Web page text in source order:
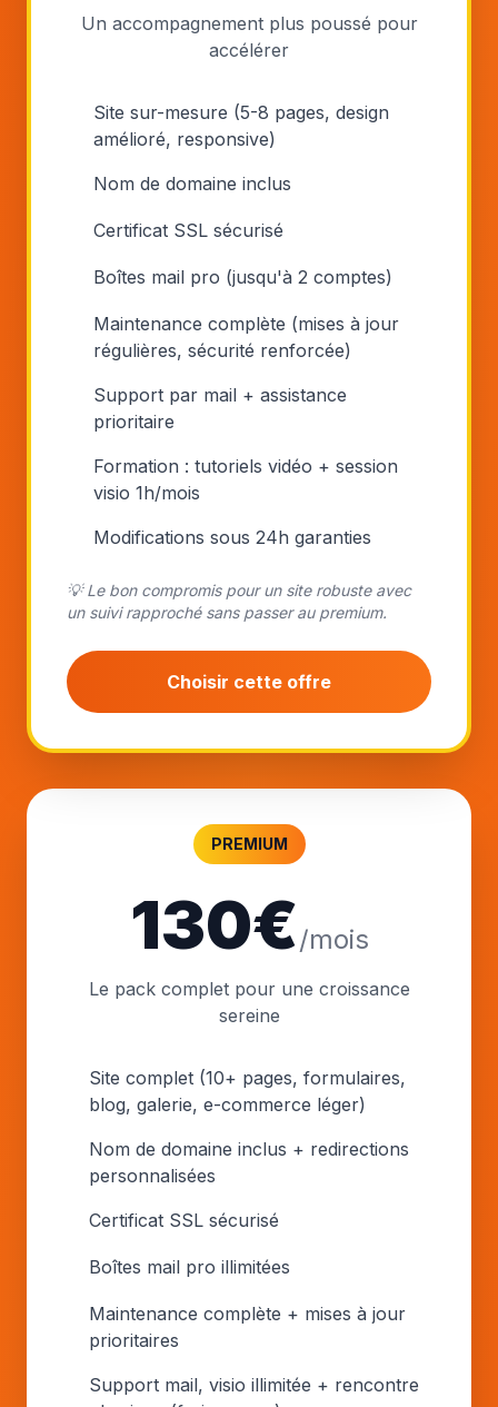
Un accompagnement plus poussé pour
accélérer
Site sur-mesure (5-8 pages, design
amélioré, responsive)
Nom de domaine inclus
Certificat SSL sécurisé
Boîtes mail pro (jusqu'à 2 comptes)
Maintenance complète (mises à jour
régulières, sécurité renforcée)
Support par mail + assistance
prioritaire
Formation : tutoriels vidéo + session
visio 1h/mois
Modifications sous 24h garanties
💡 Le bon compromis pour un site robuste avec
un suivi rapproché sans passer au premium.
Choisir cette offre
PREMIUM
130€/mois
Le pack complet pour une croissance
sereine
Site complet (10+ pages, formulaires,
blog, galerie, e-commerce léger)
Nom de domaine inclus + redirections
personnalisées
Certificat SSL sécurisé
Boîtes mail pro illimitées
Maintenance complète + mises à jour
prioritaires
Support mail, visio illimitée + rencontre